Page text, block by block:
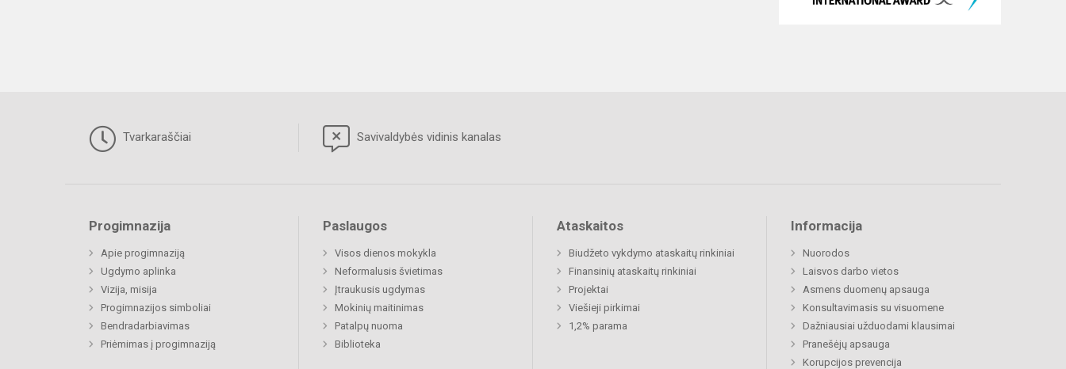
Tvarkaraščiai Savivaldybės vidinis kanalas
Progimnazija
Apie progimnaziją
Ugdymo aplinka
Vizija, misija
Progimnazijos simboliai
Bendradarbiavimas
Priėmimas į progimnaziją
Paslaugos
Visos dienos mokykla
Neformalusis švietimas
Įtraukusis ugdymas
Mokinių maitinimas
Patalpų nuoma
Biblioteka
Ataskaitos
Biudžeto vykdymo ataskaitų rinkiniai
Finansinių ataskaitų rinkiniai
Projektai
Viešieji pirkimai
1,2% parama
Informacija
Nuorodos
Laisvos darbo vietos
Asmens duomenų apsauga
Konsultavimasis su visuomene
Dažniausiai užduodami klausimai
Pranešėjų apsauga
Korupcijos prevencija